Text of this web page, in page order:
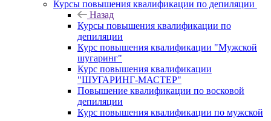
Курсы повышения квалификации по депиляции
Назад
Курсы повышения квалификации по
депиляции
Курс повышения квалификации "Мужской
шугаринг"
Курс повышения квалификации
"ШУГАРИНГ-МАСТЕР"
Повышение квалификации по восковой
депиляции
Курс повышения квалификации по мужской